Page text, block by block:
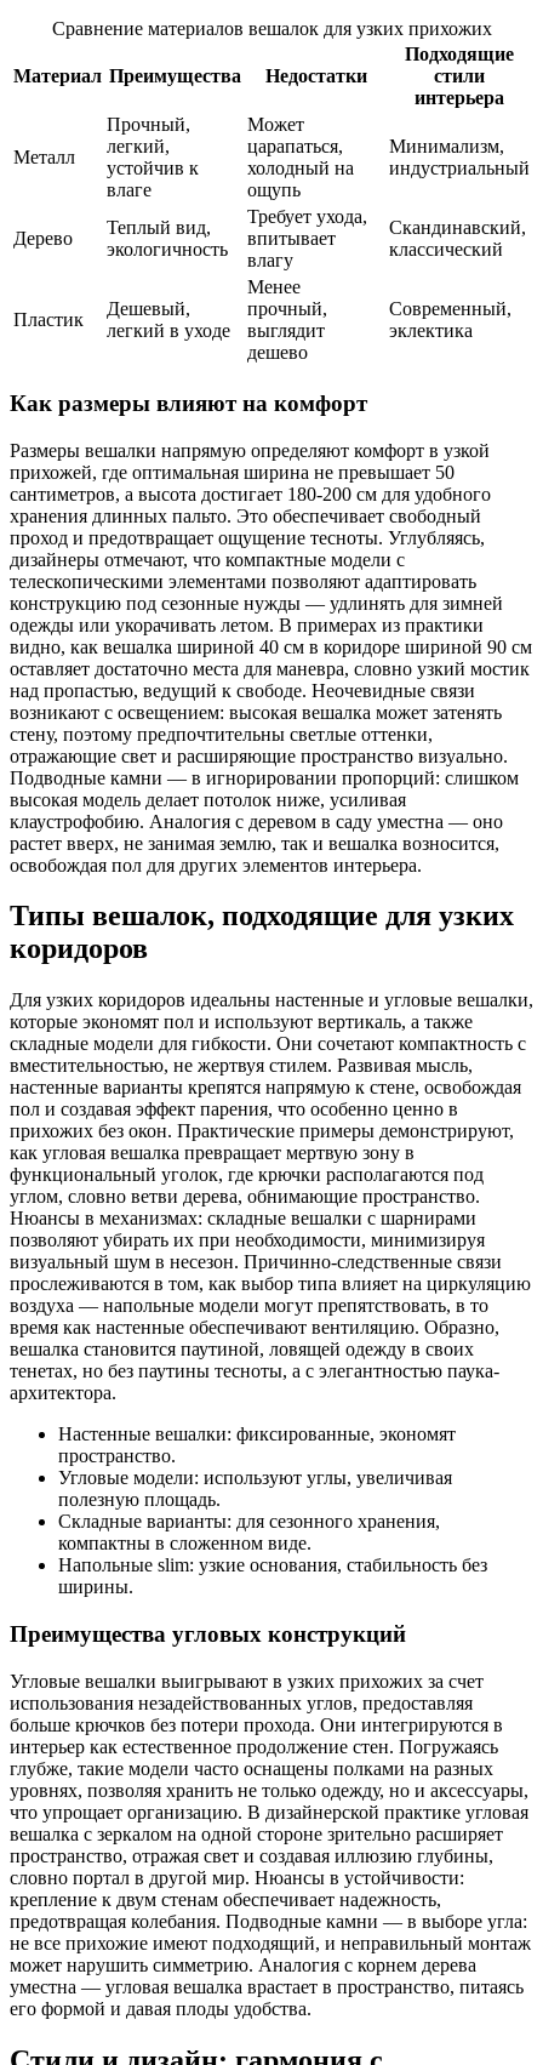
Сравнение материалов вешалок для узких прихожих
Материал Преимущества Недостатки
Подходящие
стили
интерьера
Металл
Прочный,
легкий,
устойчив к
влаге
Может
царапаться,
холодный на
ощупь
Минимализм,
индустриальный
Дерево
Теплый вид,
экологичность
Требует ухода,
впитывает
влагу
Скандинавский,
классический
Пластик
Дешевый,
легкий в уходе
Менее
прочный,
выглядит
дешево
Современный,
эклектика
Как размеры влияют на комфорт
Размеры вешалки напрямую определяют комфорт в узкой
прихожей, где оптимальная ширина не превышает 50
сантиметров, а высота достигает 180-200 см для удобного
хранения длинных пальто. Это обеспечивает свободный
проход и предотвращает ощущение тесноты. Углубляясь,
дизайнеры отмечают, что компактные модели с
телескопическими элементами позволяют адаптировать
конструкцию под сезонные нужды — удлинять для зимней
одежды или укорачивать летом. В примерах из практики
видно, как вешалка шириной 40 см в коридоре шириной 90 см
оставляет достаточно места для маневра, словно узкий мостик
над пропастью, ведущий к свободе. Неочевидные связи
возникают с освещением: высокая вешалка может затенять
стену, поэтому предпочтительны светлые оттенки,
отражающие свет и расширяющие пространство визуально.
Подводные камни — в игнорировании пропорций: слишком
высокая модель делает потолок ниже, усиливая
клаустрофобию. Аналогия с деревом в саду уместна — оно
растет вверх, не занимая землю, так и вешалка возносится,
освобождая пол для других элементов интерьера.
Типы вешалок, подходящие для узких
коридоров
Для узких коридоров идеальны настенные и угловые вешалки,
которые экономят пол и используют вертикаль, а также
складные модели для гибкости. Они сочетают компактность с
вместительностью, не жертвуя стилем. Развивая мысль,
настенные варианты крепятся напрямую к стене, освобождая
пол и создавая эффект парения, что особенно ценно в
прихожих без окон. Практические примеры демонстрируют,
как угловая вешалка превращает мертвую зону в
функциональный уголок, где крючки располагаются под
углом, словно ветви дерева, обнимающие пространство.
Нюансы в механизмах: складные вешалки с шарнирами
позволяют убирать их при необходимости, минимизируя
визуальный шум в несезон. Причинно-следственные связи
прослеживаются в том, как выбор типа влияет на циркуляцию
воздуха — напольные модели могут препятствовать, в то
время как настенные обеспечивают вентиляцию. Образно,
вешалка становится паутиной, ловящей одежду в своих
тенетах, но без паутины тесноты, а с элегантностью паука-
архитектора.
Настенные вешалки: фиксированные, экономят
пространство.
Угловые модели: используют углы, увеличивая
полезную площадь.
Складные варианты: для сезонного хранения,
компактны в сложенном виде.
Напольные slim: узкие основания, стабильность без
ширины.
Преимущества угловых конструкций
Угловые вешалки выигрывают в узких прихожих за счет
использования незадействованных углов, предоставляя
больше крючков без потери прохода. Они интегрируются в
интерьер как естественное продолжение стен. Погружаясь
глубже, такие модели часто оснащены полками на разных
уровнях, позволяя хранить не только одежду, но и аксессуары,
что упрощает организацию. В дизайнерской практике угловая
вешалка с зеркалом на одной стороне зрительно расширяет
пространство, отражая свет и создавая иллюзию глубины,
словно портал в другой мир. Нюансы в устойчивости:
крепление к двум стенам обеспечивает надежность,
предотвращая колебания. Подводные камни — в выборе угла:
не все прихожие имеют подходящий, и неправильный монтаж
может нарушить симметрию. Аналогия с корнем дерева
уместна — угловая вешалка врастает в пространство, питаясь
его формой и давая плоды удобства.